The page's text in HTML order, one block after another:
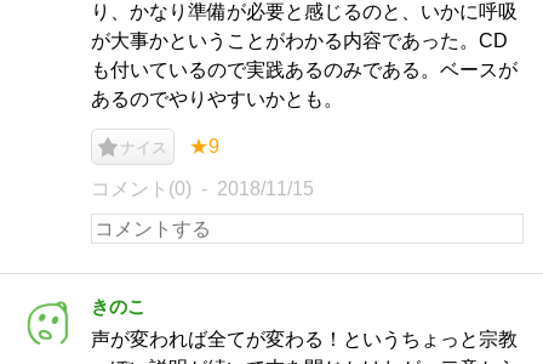
り、かなり準備が必要と感じるのと、いかに呼吸
が大事かということがわかる内容であった。CD
も付いているので実践あるのみである。ベースが
あるのでやりやすいかとも。
ナイス ★9
コメント(0) 2018/11/15
きのこ
声が変われば全てが変わる！というちょっと宗教